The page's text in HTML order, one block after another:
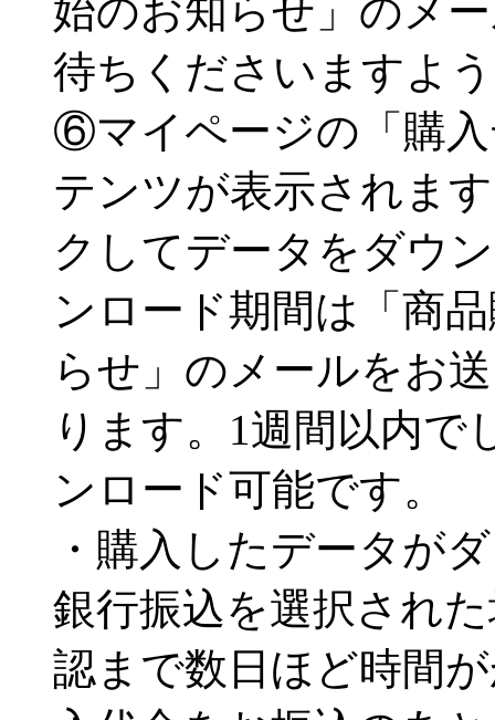
始のお知らせ」のメ
待ちくださいますよ
⑥マイページの「購
テンツが表示されま
クしてデータをダウ
ンロード期間は「商
らせ」のメールをお
ります。1週間以内で
ンロード可能です。
・購入したデータが
銀行振込を選択され
認まで数日ほど時間